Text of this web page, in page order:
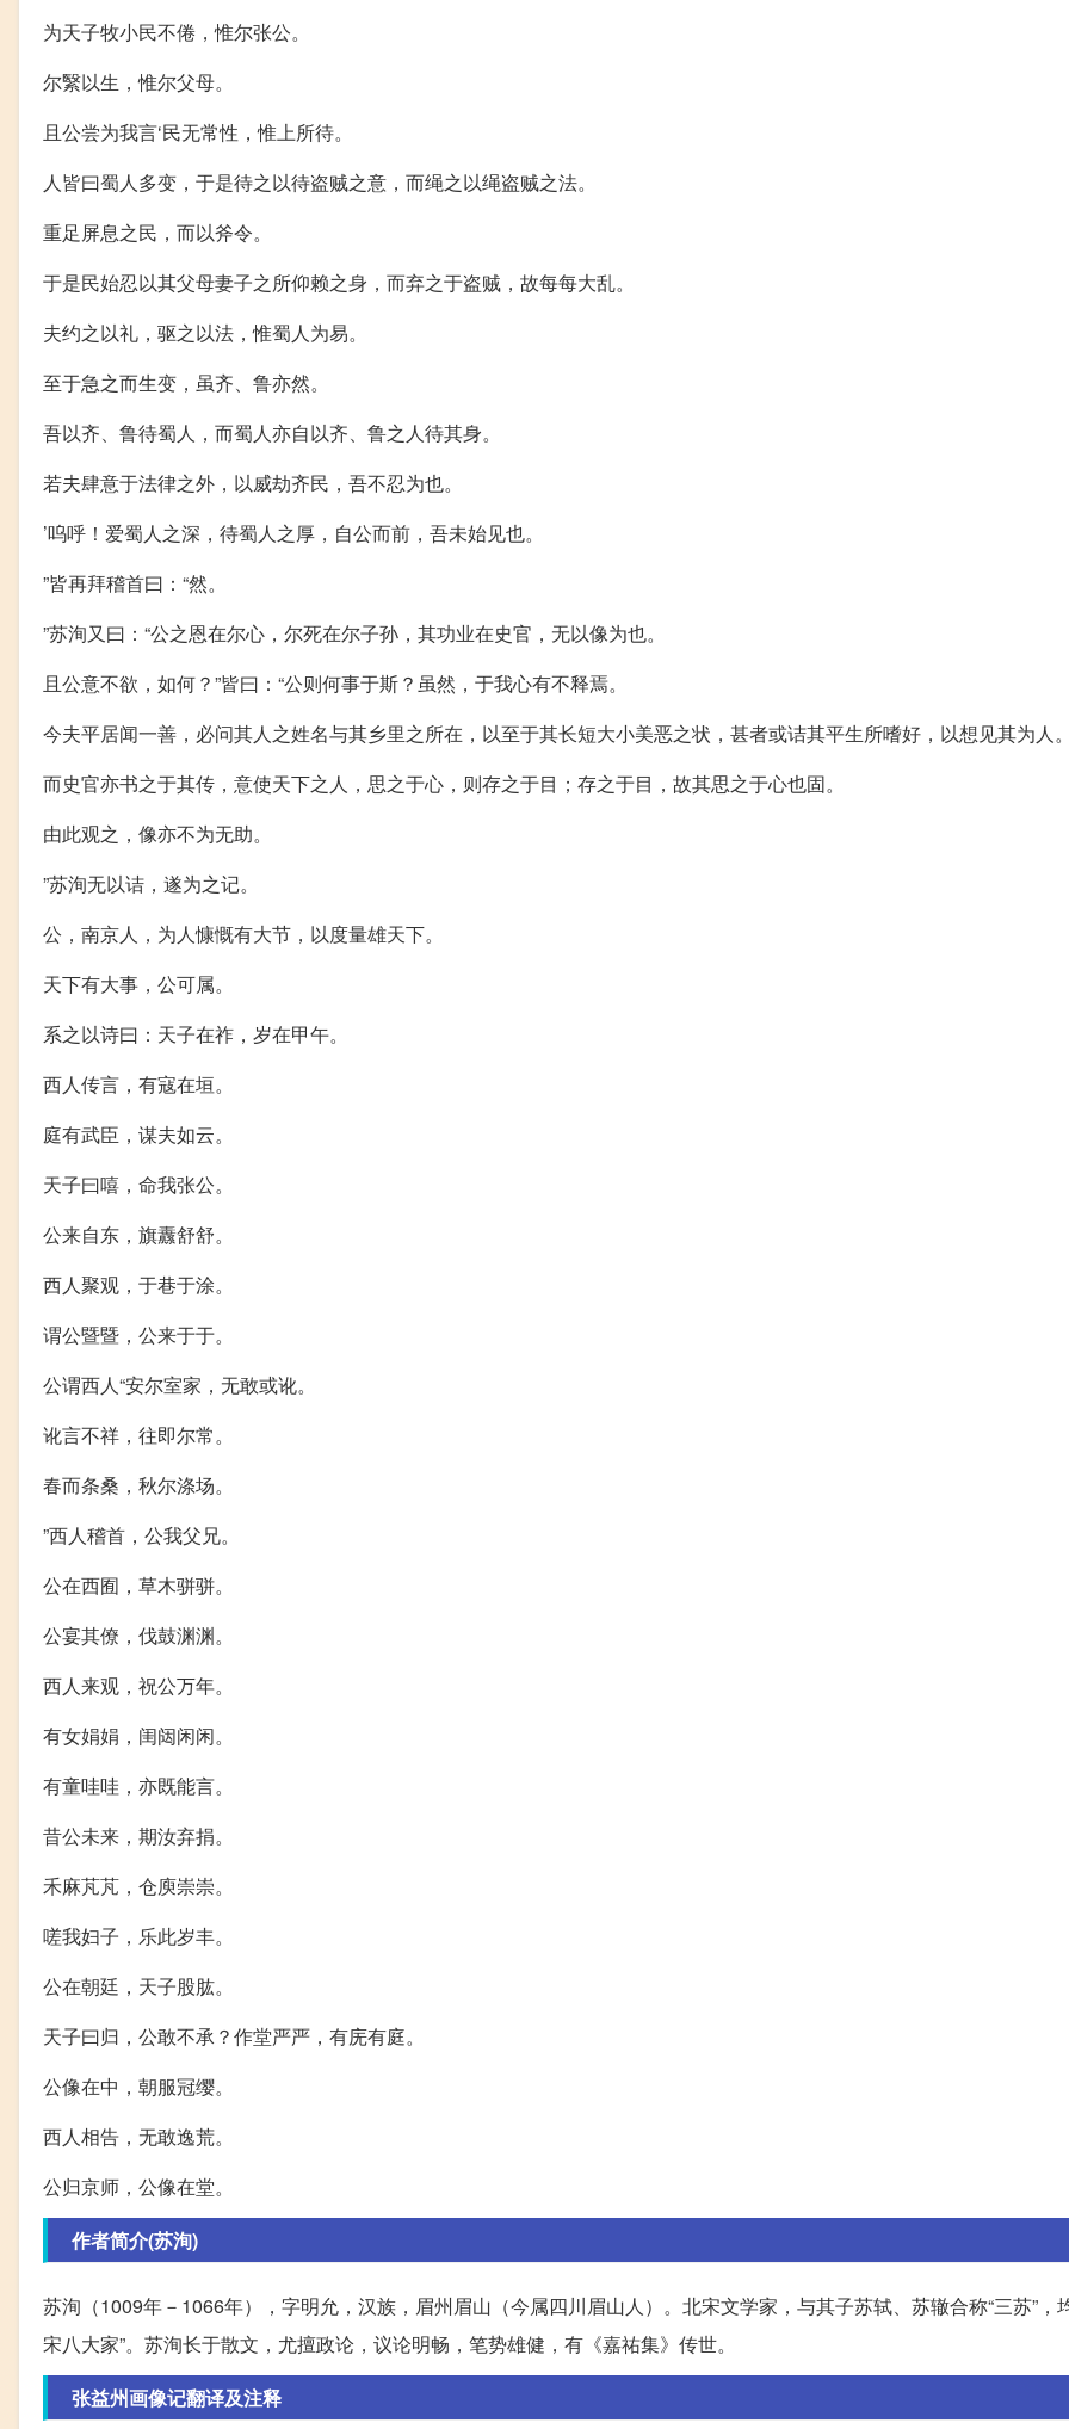
为天子牧小民不倦，惟尔张公。
尔繄以生，惟尔父母。
且公尝为我言‘民无常性，惟上所待。
人皆曰蜀人多变，于是待之以待盗贼之意，而绳之以绳盗贼之法。
重足屏息之民，而以斧令。
于是民始忍以其父母妻子之所仰赖之身，而弃之于盗贼，故每每大乱。
夫约之以礼，驱之以法，惟蜀人为易。
至于急之而生变，虽齐、鲁亦然。
吾以齐、鲁待蜀人，而蜀人亦自以齐、鲁之人待其身。
若夫肆意于法律之外，以威劫齐民，吾不忍为也。
’呜呼！爱蜀人之深，待蜀人之厚，自公而前，吾未始见也。
”皆再拜稽首曰：“然。
”苏洵又曰：“公之恩在尔心，尔死在尔子孙，其功业在史官，无以像为也。
且公意不欲，如何？”皆曰：“公则何事于斯？虽然，于我心有不释焉。
今夫平居闻一善，必问其人之姓名与其乡里之所在，以至于其长短大小美恶之状，甚者或诘其平生所嗜好，以想见其为人
而史官亦书之于其传，意使天下之人，思之于心，则存之于目；存之于目，故其思之于心也固。
由此观之，像亦不为无助。
”苏洵无以诘，遂为之记。
公，南京人，为人慷慨有大节，以度量雄天下。
天下有大事，公可属。
系之以诗曰：天子在祚，岁在甲午。
西人传言，有寇在垣。
庭有武臣，谋夫如云。
天子曰嘻，命我张公。
公来自东，旗纛舒舒。
西人聚观，于巷于涂。
谓公暨暨，公来于于。
公谓西人“安尔室家，无敢或讹。
讹言不祥，往即尔常。
春而条桑，秋尔涤场。
”西人稽首，公我父兄。
公在西囿，草木骈骈。
公宴其僚，伐鼓渊渊。
西人来观，祝公万年。
有女娟娟，闺闼闲闲。
有童哇哇，亦既能言。
昔公未来，期汝弃捐。
禾麻芃芃，仓庾崇崇。
嗟我妇子，乐此岁丰。
公在朝廷，天子股肱。
天子曰归，公敢不承？作堂严严，有庑有庭。
公像在中，朝服冠缨。
西人相告，无敢逸荒。
公归京师，公像在堂。
作者简介(苏洵)
苏洵（1009年－1066年），字明允，汉族，眉州眉山（今属四川眉山人）。北宋文学家，与其子苏轼、苏辙合称“三苏”，
宋八大家”。苏洵长于散文，尤擅政论，议论明畅，笔势雄健，有《嘉祐集》传世。
张益州画像记翻译及注释